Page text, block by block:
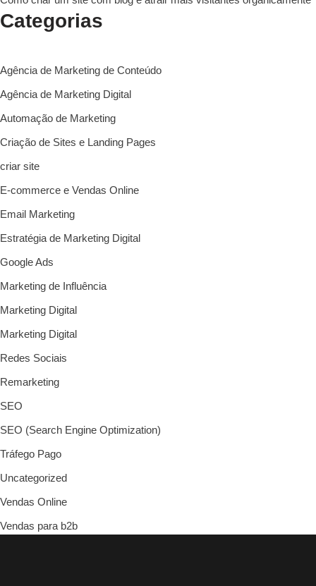
Categorias
Agência de Marketing de Conteúdo
Agência de Marketing Digital
Automação de Marketing
Criação de Sites e Landing Pages
criar site
E-commerce e Vendas Online
Email Marketing
Estratégia de Marketing Digital
Google Ads
Marketing de Influência
Marketing Digital
Marketing Digital
Redes Sociais
Remarketing
SEO
SEO (Search Engine Optimization)
Tráfego Pago
Uncategorized
Vendas Online
Vendas para b2b